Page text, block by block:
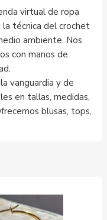
virtual de ropa
la técnica del crochet
ambiente. Nos
con manos de
vanguardia y de
en tallas, medidas,
blusas, tops,